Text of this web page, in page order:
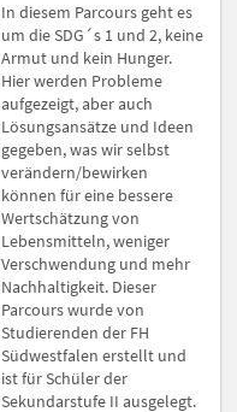
In diesem Parcours geht es
um die SDG´s 1 und 2, keine
Armut und kein Hunger.
Hier werden Probleme
aufgezeigt, aber auch
Lösungsansätze und Ideen
gegeben, was wir selbst
verändern/bewirken
können für eine bessere
Wertschätzung von
Lebensmitteln, weniger
Verschwendung und mehr
Nachhaltigkeit. Dieser
Parcours wurde von
Studierenden der FH
Südwestfalen erstellt und
ist für Schüler der
Sekundarstufe II ausgelegt.